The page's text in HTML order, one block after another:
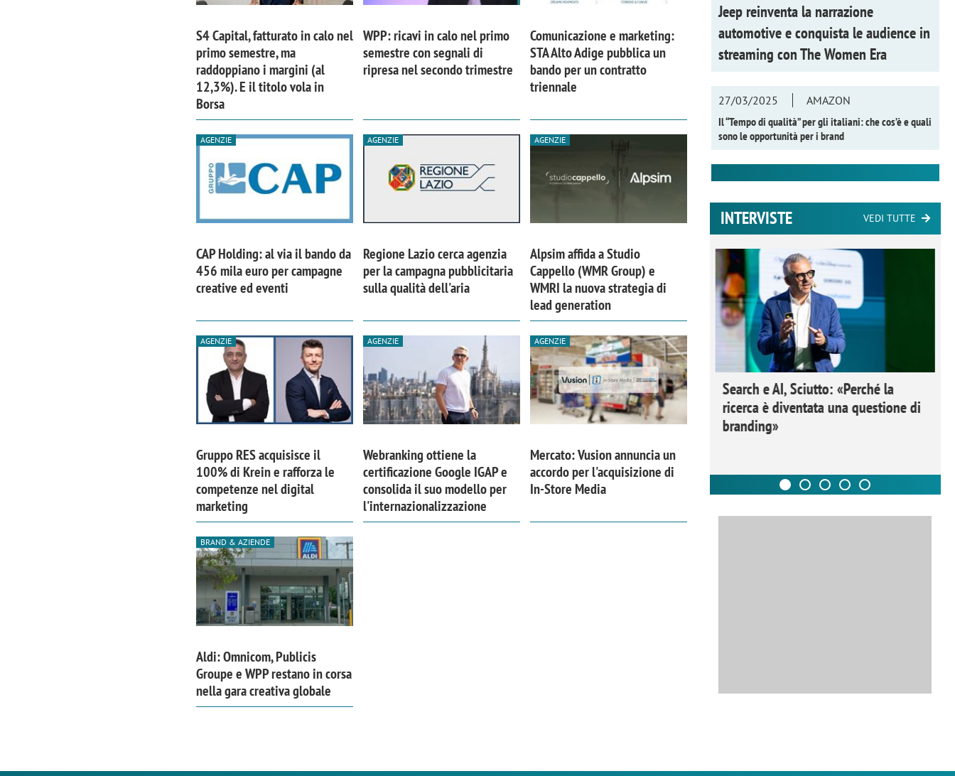
S4 Capital, fatturato in calo nel
primo semestre, ma
raddoppiano i margini (al
12,3%). E il titolo vola in
Borsa
WPP: ricavi in calo nel primo
semestre con segnali di
ripresa nel secondo trimestre
Comunicazione e marketing:
STA Alto Adige pubblica un
bando per un contratto
triennale
AGENZIE
CAP Holding: al via il bando da
456 mila euro per campagne
creative ed eventi
AGENZIE
Regione Lazio cerca agenzia
per la campagna pubblicitaria
sulla qualità dell'aria
AGENZIE
Alpsim affida a Studio
Cappello (WMR Group) e
WMRI la nuova strategia di
lead generation
AGENZIE
Gruppo RES acquisisce il
100% di Krein e rafforza le
competenze nel digital
marketing
AGENZIE
Webranking ottiene la
certificazione Google IGAP e
consolida il suo modello per
l'internazionalizzazione
AGENZIE
Mercato: Vusion annuncia un
accordo per l'acquisizione di
In-Store Media
BRAND & AZIENDE
Aldi: Omnicom, Publicis
Groupe e WPP restano in corsa
nella gara creativa globale
Jeep reinventa la narrazione
automotive e conquista le audience in
streaming conThe Women Era
27/03/2025
AMAZON
Il “Tempo di qualità” per gli italiani: che cos’è e quali
sono le opportunità per i brand
INTERVISTE VEDI TUTTE
comunicazione crea un brand food:
«Marketing e prodotto devono
Emanuele Viora di Deloitte Digital:
«La creatività resta centrale, l’AI deve
amplificare il talento»
Ricerche di mercato. Neri, Ipsos
Doxa: «Non basta più descrivere i
fenomeni: bisogna comprenderli e
Search e AI, Sciutto: «Perché la
ricerca è diventata una questione di
branding»